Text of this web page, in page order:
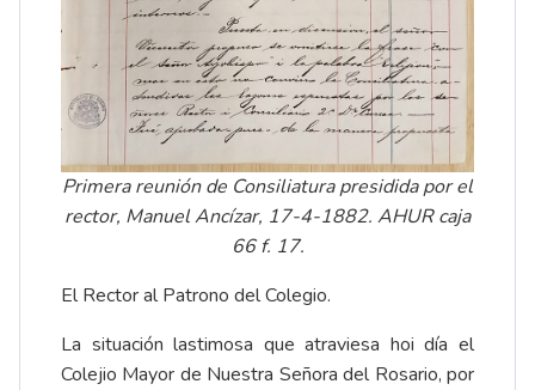
Primera reunión de Consiliatura presidida por el
rector, Manuel Ancízar, 17-4-1882. AHUR caja
66 f. 17.
El Rector al Patrono del Colegio.
La situación lastimosa que atraviesa hoi día el
Colejio Mayor de Nuestra Señora del Rosario, por